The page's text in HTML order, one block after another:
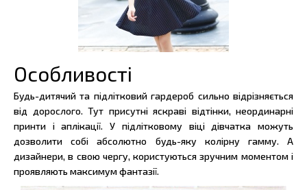
Особливості
Будь-дитячий та підлітковий гардероб сильно відрізняється
від дорослого. Тут присутні яскраві відтінки, неординарні
принти і аплікації. У підлітковому віці дівчатка можуть
дозволити собі абсолютно будь-яку колірну гамму. А
дизайнери, в свою чергу, користуються зручним моментом і
проявляють максимум фантазії.